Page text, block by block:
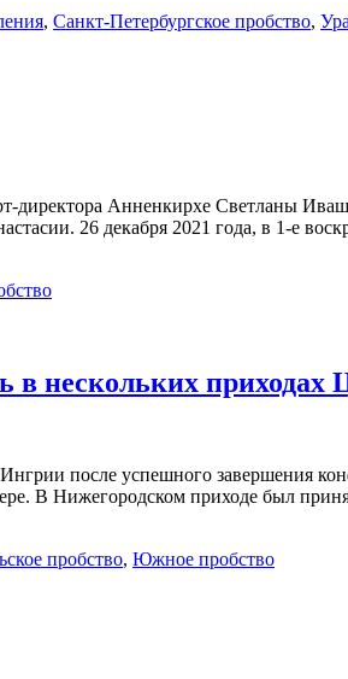
, Санкт-Петербургское пробство,
директора Анненкирхе Светланы
26 декабря 2021 года, в 1-е
в нескольких
после успешного завершения
В Нижегородском приходе был
пробство, Южное пробство